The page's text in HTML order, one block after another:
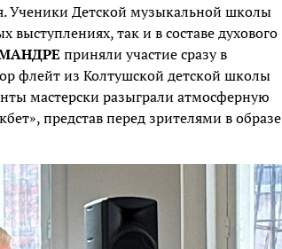
Ученики Детской музыкальной школы
так и в составе духового
приняли участие сразу в
флейт из Колтушской детской школы
мастерски разыграли атмосферную
представ перед зрителями в образе